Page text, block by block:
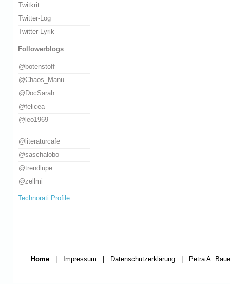
Twitkrit
Twitter-Log
Twitter-Lyrik
Followerblogs
@botenstoff
@Chaos_Manu
@DocSarah
@felicea
@leo1969
@literaturcafe
@saschalobo
@trendlupe
@zellmi
Technorati Profile
Home Impressum Datenschutzerklärung Petra A.